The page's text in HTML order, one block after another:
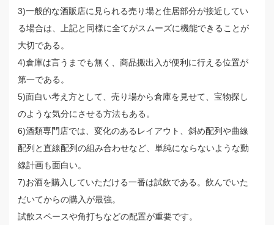
3)一般的な酒販店に見られる売り場と住居部分が接近してい
る場合は、上記と同様に全てがスムーズに機能できることが
大切である。
4)倉庫は言うまでも無く、商品搬出入が便利に行える位置が
第一である。
5)面白い考え方として、売り場から倉庫を見せて、宝物探し
のような気分にさせる方法もある。
6)酒類専門店では、変化のあるレイアウト、斜め配列や曲線
配列と直線配列の組み合わせなど、単純にならないような動
線計画も面白い。
7)お酒を購入していただける一番は試飲である。飲んでいた
だいてからの購入が最強。
試飲スペースや角打ちなどの配置が重要です。